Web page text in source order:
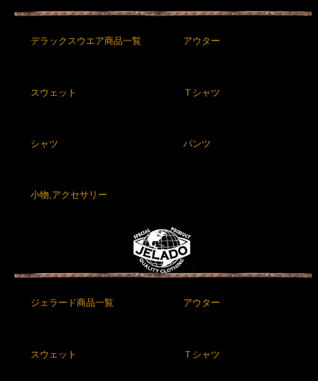
デラックスウエア商品一覧 アウター
スウェット Ｔシャツ
シャツ パンツ
小物,アクセサリー
ジェラード商品一覧 アウター
スウェット Ｔシャツ